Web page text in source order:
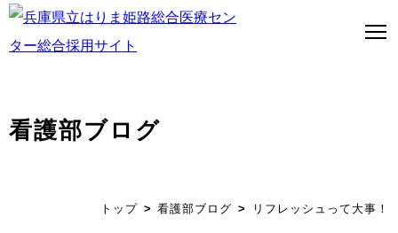
はり姫について
看護部ブログ
トップ 看護部ブログ リフレッシュって大事！